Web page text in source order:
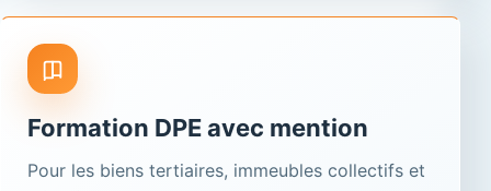
Formation DPE avec mention
Pour les biens tertiaires, immeubles collectifs et